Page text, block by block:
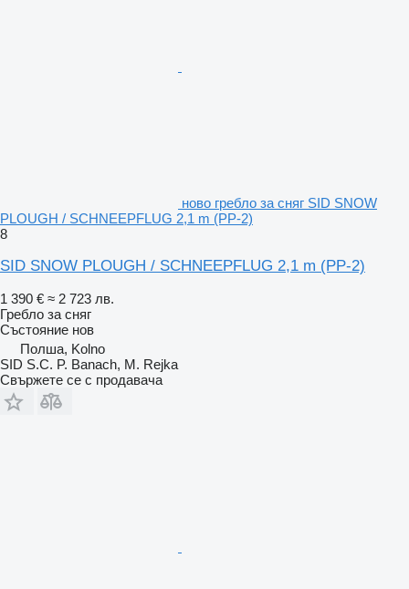
ново гребло за сняг SID SNOW
PLOUGH / SCHNEEPFLUG 2,1 m (PP-2)
8
SID SNOW PLOUGH / SCHNEEPFLUG 2,1 m (PP-2)
1 390 € ≈ 2 723 лв.
Гребло за сняг
Състояние нов
Полша, Kolno
SID S.C. P. Banach, M. Rejka
Свържете се с продавача